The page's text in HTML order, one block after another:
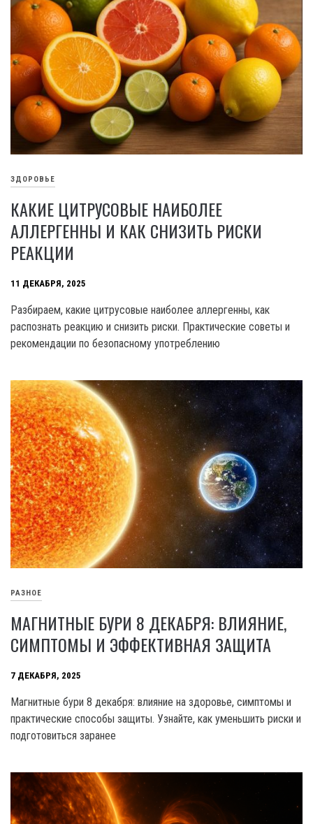
ЗДОРОВЬЕ
КАКИЕ ЦИТРУСОВЫЕ НАИБОЛЕЕ
АЛЛЕРГЕННЫ И КАК СНИЗИТЬ РИСКИ
РЕАКЦИИ
11 ДЕКАБРЯ, 2025
Разбираем, какие цитрусовые наиболее аллергенны, как
распознать реакцию и снизить риски. Практические советы и
рекомендации по безопасному употреблению
РАЗНОЕ
МАГНИТНЫЕ БУРИ 8 ДЕКАБРЯ: ВЛИЯНИЕ,
СИМПТОМЫ И ЭФФЕКТИВНАЯ ЗАЩИТА
7 ДЕКАБРЯ, 2025
Магнитные бури 8 декабря: влияние на здоровье, симптомы и
практические способы защиты. Узнайте, как уменьшить риски и
подготовиться заранее